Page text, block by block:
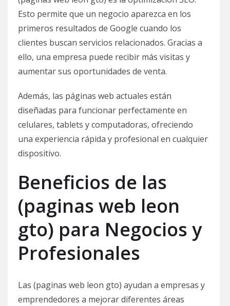
Esto permite que un negocio aparezca en los
primeros resultados de Google cuando los
clientes buscan servicios relacionados. Gracias a
ello, una empresa puede recibir más visitas y
aumentar sus oportunidades de venta.
Además, las páginas web actuales están
diseñadas para funcionar perfectamente en
celulares, tablets y computadoras, ofreciendo
una experiencia rápida y profesional en cualquier
dispositivo.
Beneficios de las
(paginas web leon
gto) para Negocios y
Profesionales
Las (paginas web leon gto) ayudan a empresas y
emprendedores a mejorar diferentes áreas